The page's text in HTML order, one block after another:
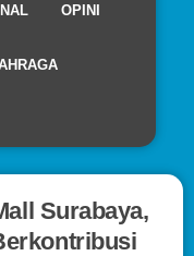
OPINI
Surabaya,